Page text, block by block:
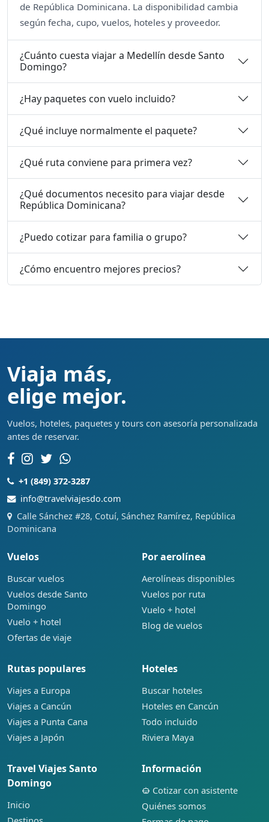
de República Dominicana. La disponibilidad cambia
según fecha, cupo, vuelos, hoteles y proveedor.
¿Cuánto cuesta viajar a Medellín desde Santo
Domingo?
¿Hay paquetes con vuelo incluido?
¿Qué incluye normalmente el paquete?
¿Qué ruta conviene para primera vez?
¿Qué documentos necesito para viajar desde
República Dominicana?
¿Puedo cotizar para familia o grupo?
¿Cómo encuentro mejores precios?
Viaja más,
elige mejor.
Vuelos, hoteles, paquetes y tours con asesoría personalizada
antes de reservar.
+1 (849) 372-3287
info@travelviajesdo.com
Calle Sánchez #28, Cotuí, Sánchez Ramírez, República
Dominicana
Vuelos
Buscar vuelos
Vuelos desde Santo
Domingo
Vuelo + hotel
Ofertas de viaje
Por aerolínea
Aerolíneas disponibles
Vuelos por ruta
Vuelo + hotel
Blog de vuelos
Rutas populares
Viajes a Europa
Viajes a Cancún
Viajes a Punta Cana
Viajes a Japón
Hoteles
Buscar hoteles
Hoteles en Cancún
Todo incluido
Riviera Maya
Travel Viajes Santo
Domingo
Inicio
Información
Cotizar con asistente
Quiénes somos